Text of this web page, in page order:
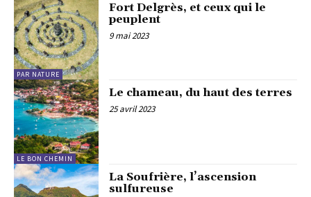
PAR NATURE
Fort Delgrès, et ceux qui le
peuplent
9 mai 2023
LE BON CHEMIN
Le chameau, du haut des terres
25 avril 2023
La Soufrière, l’ascension
sulfureuse